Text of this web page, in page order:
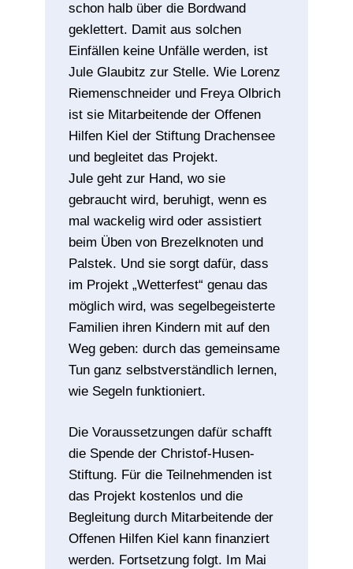
schon halb über die Bordwand
geklettert. Damit aus solchen
Einfällen keine Unfälle werden, ist
Jule Glaubitz zur Stelle. Wie Lorenz
Riemenschneider und Freya Olbrich
ist sie Mitarbeitende der Offenen
Hilfen Kiel der Stiftung Drachensee
und begleitet das Projekt.
Jule geht zur Hand, wo sie
gebraucht wird, beruhigt, wenn es
mal wackelig wird oder assistiert
beim Üben von Brezelknoten und
Palstek. Und sie sorgt dafür, dass
im Projekt „Wetterfest“ genau das
möglich wird, was segelbegeisterte
Familien ihren Kindern mit auf den
Weg geben: durch das gemeinsame
Tun ganz selbstverständlich lernen,
wie Segeln funktioniert.
Die Voraussetzungen dafür schafft
die Spende der Christof-Husen-
Stiftung. Für die Teilnehmenden ist
das Projekt kostenlos und die
Begleitung durch Mitarbeitende der
Offenen Hilfen Kiel kann finanziert
werden. Fortsetzung folgt. Im Mai